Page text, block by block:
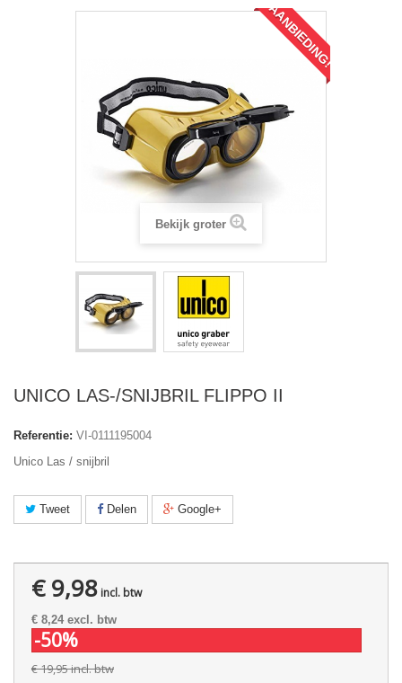
AANBIEDING!
Bekijk groter
UNICO LAS-/SNIJBRIL FLIPPO II
Referentie: VI-0111195004
Unico Las / snijbril
Tweet Delen Google+
€ 9,98 incl. btw
€ 8,24 excl. btw
-50%
€ 19,95incl. btw